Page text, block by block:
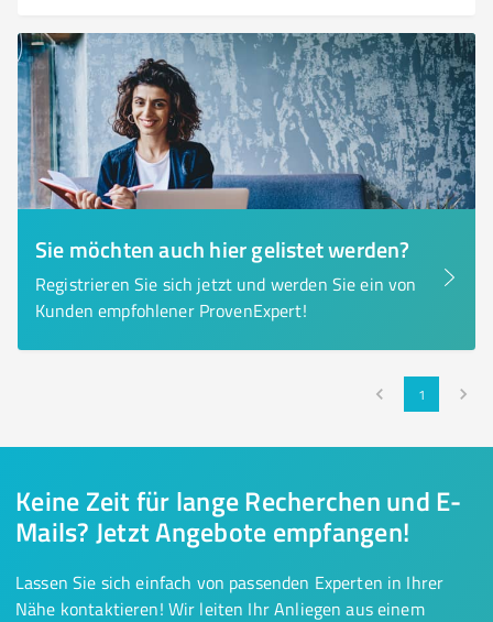
Sie möchten auch hier gelistet werden?
Registrieren Sie sich jetzt und werden Sie ein von
Kunden empfohlener ProvenExpert!
1
Keine Zeit für lange Recherchen und E-
Mails? Jetzt Angebote empfangen!
Lassen Sie sich einfach von passenden Experten in Ihrer
Nähe kontaktieren! Wir leiten Ihr Anliegen aus einem